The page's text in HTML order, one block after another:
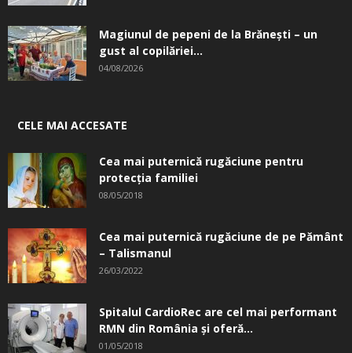
Magiunul de pepeni de la Brăneşti – un
gust al copilăriei...
04/08/2026
CELE MAI ACCESATE
Cea mai puternică rugăciune pentru
protecția familiei
08/05/2018
Cea mai puternică rugăciune de pe Pământ
– Talismanul
26/03/2022
Spitalul CardioRec are cel mai performant
RMN din România și oferă...
01/05/2018